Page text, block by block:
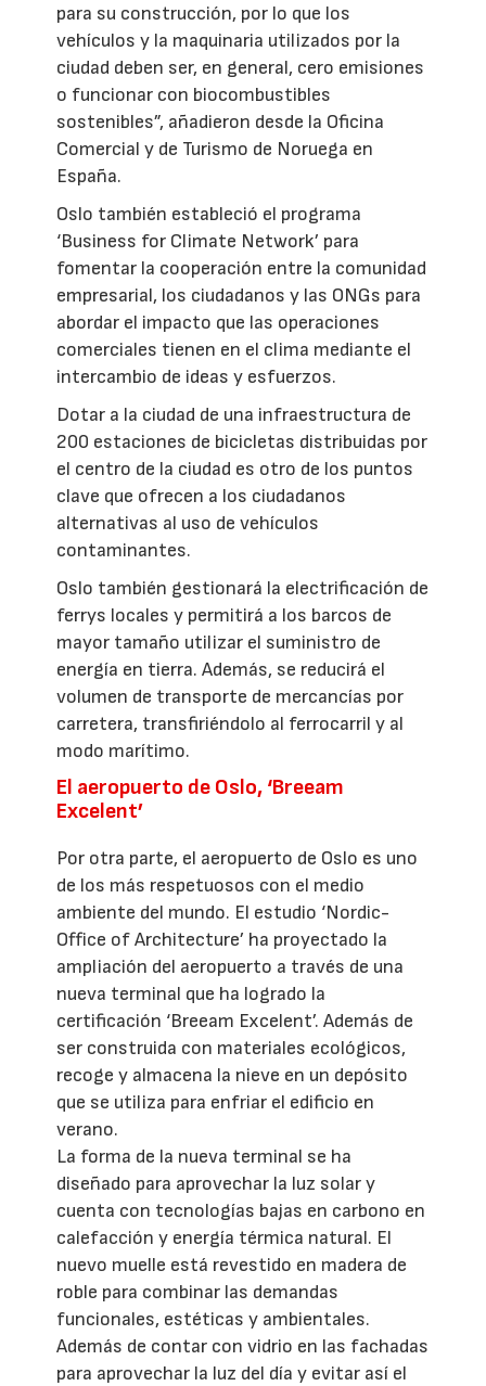
para su construcción, por lo que los
vehículos y la maquinaria utilizados por la
ciudad deben ser, en general, cero emisiones
o funcionar con biocombustibles
sostenibles”, añadieron desde la Oficina
Comercial y de Turismo de Noruega en
España.
Oslo también estableció el programa
‘Business for Climate Network’ para
fomentar la cooperación entre la comunidad
empresarial, los ciudadanos y las ONGs para
abordar el impacto que las operaciones
comerciales tienen en el clima mediante el
intercambio de ideas y esfuerzos.
Dotar a la ciudad de una infraestructura de
200 estaciones de bicicletas distribuidas por
el centro de la ciudad es otro de los puntos
clave que ofrecen a los ciudadanos
alternativas al uso de vehículos
contaminantes.
Oslo también gestionará la electrificación de
ferrys locales y permitirá a los barcos de
mayor tamaño utilizar el suministro de
energía en tierra. Además, se reducirá el
volumen de transporte de mercancías por
carretera, transfiriéndolo al ferrocarril y al
modo marítimo.
El aeropuerto de Oslo, ‘Breeam
Excelent’
Por otra parte, el aeropuerto de Oslo es uno
de los más respetuosos con el medio
ambiente del mundo. El estudio ‘Nordic-
Office of Architecture’ ha proyectado la
ampliación del aeropuerto a través de una
nueva terminal que ha logrado la
certificación ‘Breeam Excelent’. Además de
ser construida con materiales ecológicos,
recoge y almacena la nieve en un depósito
que se utiliza para enfriar el edificio en
verano.
La forma de la nueva terminal se ha
diseñado para aprovechar la luz solar y
cuenta con tecnologías bajas en carbono en
calefacción y energía térmica natural. El
nuevo muelle está revestido en madera de
roble para combinar las demandas
funcionales, estéticas y ambientales.
Además de contar con vidrio en las fachadas
para aprovechar la luz del día y evitar así el